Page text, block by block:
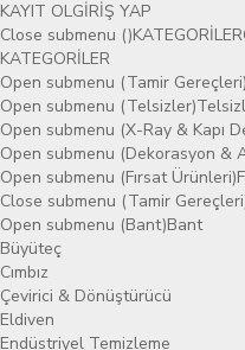
KAYIT OLGİRİŞ YAP
Close submenu ()KATEGORİLER
KATEGORİLER
Open submenu (Tamir Gereçleri)
Open submenu (Telsizler)
Open submenu (X-Ray & Kapı
Open submenu (Dekorasyon &
Open submenu (Fırsat Ürünleri)
Close submenu (Tamir
Open submenu (Bant)Bant
Büyüteç
Cımbız
Çevirici & Dönüştürücü
Eldiven
Endüstriyel Temizleme